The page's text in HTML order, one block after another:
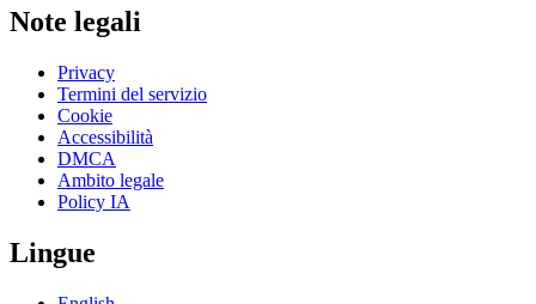
Note legali
Privacy
Termini del servizio
Cookie
Accessibilità
DMCA
Ambito legale
Policy IA
Lingue